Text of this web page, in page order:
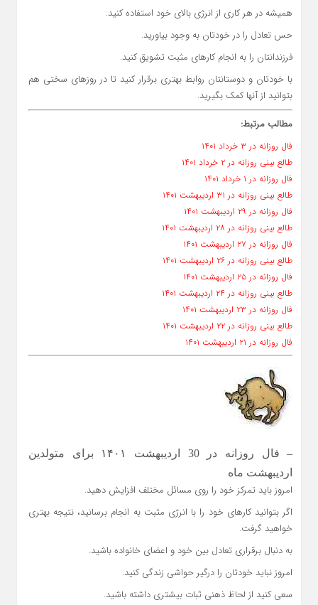
همیشه در هر کاری از انرژی بالای خود استفاده کنید.
حس تعادل را در خودتان به وجود بیاورید.
فرزندانتان را به انجام کارهای مثبت تشویق کنید.
با خودتان و دوستانتان روابط بهتری برقرار کنید تا در روزهای سختی هم
بتوانید از آنها کمک بگیرید.
مطالب مرتبط:
فال روزانه در ۳ خرداد ۱۴۰۱
طالع بینی روزانه در ۲ خرداد ۱۴۰۱
فال روزانه در ۱ خرداد ۱۴۰۱
طالع بینی روزانه در ۳۱ اردیبهشت ۱۴۰۱
فال روزانه در ۲۹ اردیبهشت ۱۴۰۱
طالع بینی روزانه در ۲۸ اردیبهشت ۱۴۰۱
فال روزانه در ۲۷ اردیبهشت ۱۴۰۱
طالع بینی روزانه در ۲۶ اردیبهشت ۱۴۰۱
فال روزانه در ۲۵ اردیبهشت ۱۴۰۱
طالع بینی روزانه در ۲۴ اردیبهشت ۱۴۰۱
فال روزانه در ۲۳ اردیبهشت ۱۴۰۱
طالع بینی روزانه در ۲۲ اردیبهشت ۱۴۰۱
فال روزانه در ۲۱ اردیبهشت ۱۴۰۱
– فال روزانه در 30 اردیبهشت ۱۴۰۱ برای متولدین
اردیبهشت ماه
امروز باید تمرکز خود را روی مسائل مختلف افزایش دهید.
اگر بتوانید کارهای خود را با انرژی مثبت به انجام برسانید، نتیجه بهتری
خواهید گرفت.
به دنبال برقراری تعادل بین خود و اعضای خانواده باشید.
امروز نباید خودتان را درگیر حواشی زندگی کنید.
سعی کنید از لحاظ ذهنی ثبات بیشتری داشته باشید.